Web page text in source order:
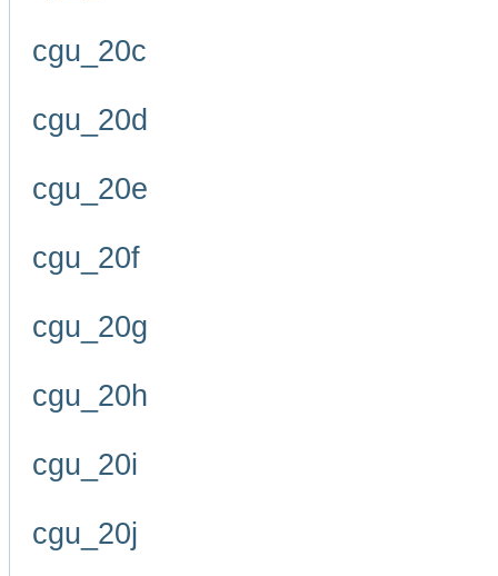
cgu_20c
cgu_20d
cgu_20e
cgu_20f
cgu_20g
cgu_20h
cgu_20i
cgu_20j